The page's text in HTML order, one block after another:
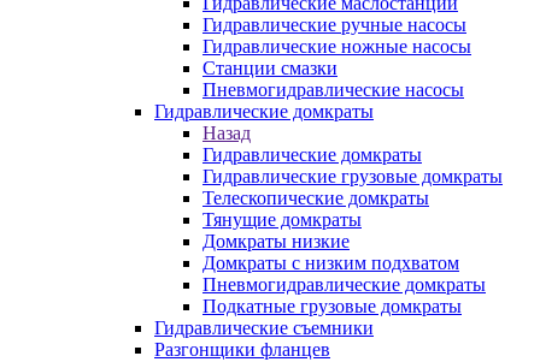
Гидравлические ручные насосы
Гидравлические ножные насосы
Станции смазки
Пневмогидравлические насосы
Гидравлические домкраты
Назад
Гидравлические домкраты
Гидравлические грузовые домкраты
Телескопические домкраты
Тянущие домкраты
Домкраты низкие
Домкраты с низким подхватом
Пневмогидравлические домкраты
Подкатные грузовые домкраты
Гидравлические съемники
Разгонщики фланцев